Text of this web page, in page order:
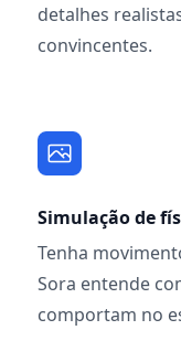
detalhes
convincentes.
Simulação de
Tenha
Sora entende
comportam no